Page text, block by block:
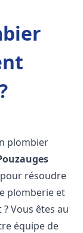
plombier
résoudre
plomberie et
Vous êtes au
équipe de